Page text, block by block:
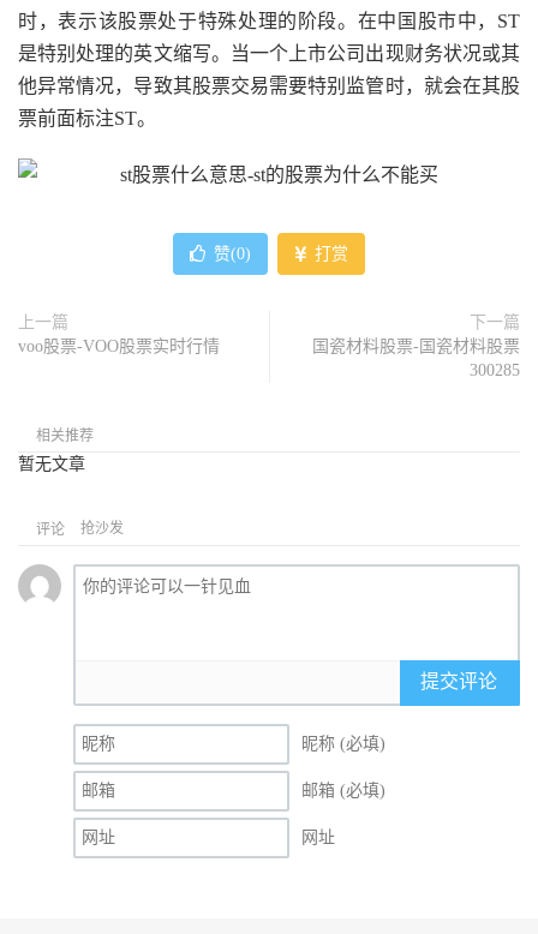
时，表示该股票处于特殊处理的阶段。在中国股市中，ST
是特别处理的英文缩写。当一个上市公司出现财务状况或其
他异常情况，导致其股票交易需要特别监管时，就会在其股
票前面标注ST。
赞(0) 打赏
上一篇
voo股票-VOO股票实时行情
下一篇
国瓷材料股票-国瓷材料股票
300285
相关推荐
暂无文章
评论 抢沙发
提交评论
昵称 (必填)
邮箱 (必填)
网址